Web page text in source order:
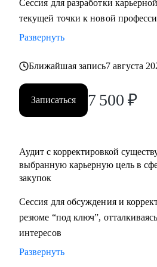
нетворкинг для построения
• Успешные смены работы моих
Henkel, BIC, Royal Canin, Яндекс,
С чем помогу:
• Оценка текущего положения и
закупках, в том числе для
• Составление резюме или
(это ваша история, поэтому лучше,
• Подготовка к собеседованию на
внутренний HR, нанимающий
компании - разные подходы)
Сессия для разработки
текущей точки к новой
Развернуть
Ближайшая запись7 августа
Записаться 7 500 ₽
Аудит с корректировкой
выбранную карьерную цель в
закупок
Сессия для обсуждения и
резюме “под ключ”,
интересов
Развернуть